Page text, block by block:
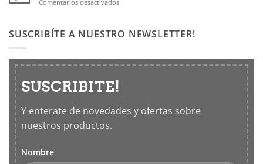
con
sentidos
Comentarios desactivados
SUSCRIBÍTE A NUESTRO NEWSLETTER!
SUSCRIBITE!
Y enterate de novedades y ofertas sobre
nuestros productos.
Nombre